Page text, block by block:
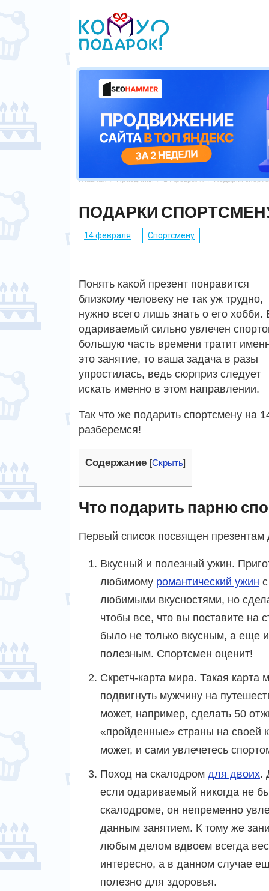
Главная  Праздники  14 февраля  Подарки
ПОДАРКИ
14 февраля Спортсмену
Понять какой презент понравится
близкому человеку не так уж трудно,
нужно всего лишь знать о его хобби.
одариваемый сильно увлечен
большую часть времени тратит
это занятие, то ваша задача в разы
упростилась, ведь сюрприз следует
искать именно в этом направлении.
Так что же подарить спортсмену
разберемся!
Содержание [Скрыть]
Что подарить парню
Первый список посвящен
Вкусный и полезный ужин.
любимому романтический ужин
любимыми вкусностями, но
чтобы все, что вы поставите на
было не только вкусным, а еще и
полезным. Спортсмен оценит!
Скретч-карта мира. Такая карта
подвигнуть мужчину на
может, например, сделать 50
«пройденные» страны на своей
может, и сами увлечетесь
Поход на скалодром для двоих.
если одариваемый никогда не
скалодроме, он непременно
данным занятием. К тому же
любым делом вдвоем всегда
интересно, а в данном случае
полезно для здоровья.